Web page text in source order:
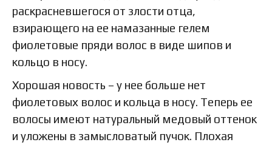
раскрасневшегося от злости отца,
взирающего на ее намазанные гелем
фиолетовые пряди волос в виде шипов и
кольцо в носу.
Хорошая новость – у нее больше нет
фиолетовых волос и кольца в носу. Теперь ее
волосы имеют натуральный медовый оттенок
и уложены в замысловатый пучок. Плохая